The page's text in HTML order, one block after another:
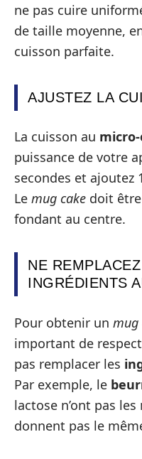
ne pas cuire
de taille moyenne,
cuisson parfaite.
AJUSTEZ LA
La cuisson au
puissance de votre
secondes et ajoutez
Le mug cake doit être
fondant au centre.
NE
INGRÉDIENTS
Pour obtenir un mug
important de
pas remplacer les
Par exemple, le
lactose n’ont pas
donnent pas le